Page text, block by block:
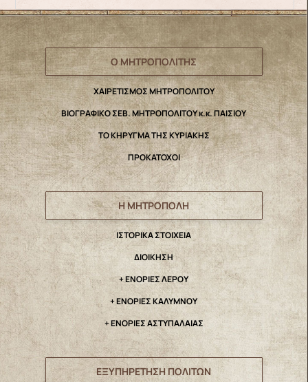
Ο ΜΗΤΡΟΠΟΛΙΤΗΣ
ΧΑΙΡΕΤΙΣΜΟΣ ΜΗΤΡΟΠΟΛΙΤΟΥ
ΒΙΟΓΡΑΦΙΚΟ ΣΕΒ. ΜΗΤΡΟΠΟΛΙΤΟΥ κ.κ. ΠΑΙΣΙΟΥ
ΤΟ ΚΗΡΥΓΜΑ ΤΗΣ ΚΥΡΙΑΚΗΣ
ΠΡΟΚΑΤΟΧΟΙ
Η ΜΗΤΡΟΠΟΛΗ
IΣΤΟΡΙΚΑ ΣΤΟΙΧΕΙΑ
ΔΙΟΙΚΗΣΗ
+ ΕΝΟΡΙΕΣ ΛΕΡΟΥ
+ ΕΝΟΡΙΕΣ ΚΑΛΥΜΝΟΥ
+ ΕΝΟΡΙΕΣ ΑΣΤΥΠΑΛΑΙΑΣ
ΕΞΥΠΗΡΕΤΗΣΗ ΠΟΛΙΤΩΝ